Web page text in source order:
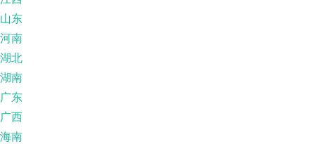
山东
河南
湖北
湖南
广东
广西
海南